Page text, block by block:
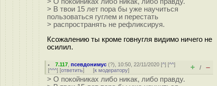
> В твои 15 лет пора бы уже научиться
пользоваться гуглем и перестать
> распространять не рефликсируя.
Ксожалению ты кроме говнугля видимо ничего не
осилил.
7.117 ,псевдонимус (?), 10:50, 22/11/2020 [^] [^^]
[^^^] [ответить] [к модератору] + / –
> О покойниках либо никак, либо правду.